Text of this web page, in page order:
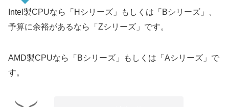
2～4世代 X570
B550 (3世代はCPUにグ
X470 (BIOS更新で4世代
スクロールできます
Intel製CPUなら「Hシリーズ」もしくは「Bシリーズ」、
予算に余裕があるなら「Zシリーズ」です。
AMD製CPUなら「Bシリーズ」もしくは「Aシリーズ」で
す。